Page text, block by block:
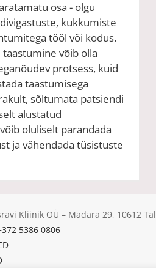
osa - olgu
kukkumiste
tööl või kodus.
võib olla
protsess, kuid
taastumisega
sõltumata patsiendi
alustatud
oluliselt parandada
ja vähendada tüsistuste
Kliinik OÜ – Madara 29, 10612
5386 0806